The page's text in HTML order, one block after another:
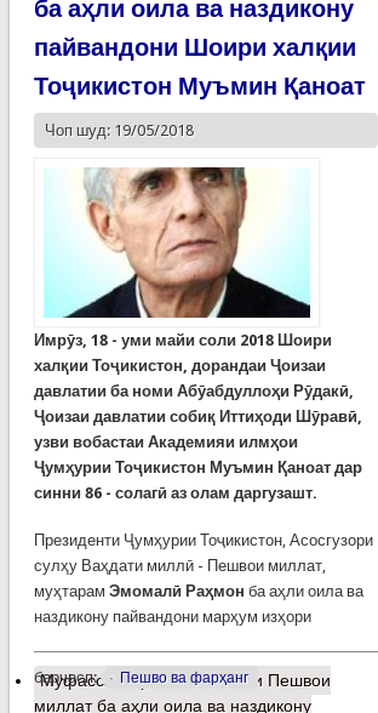
ба аҳли оила ва наздикону
пайвандони Шоири халқии
Тоҷикистон Муъмин Қаноат
Чоп шуд: 19/05/2018
Имрӯз, 18 - уми майи соли 2018 Шоири
халқии Тоҷикистон, дорандаи Ҷоизаи
давлатии ба номи Абӯабдуллоҳи Рӯдакӣ,
Ҷоизаи давлатии собиқ Иттиҳоди Шӯравӣ,
узви вобастаи Академияи илмҳои
Ҷумҳурии Тоҷикистон Муъмин Қаноат дар
синни 86 - солагӣ аз олам даргузашт.
Президенти Ҷумҳурии Тоҷикистон, Асосгузори
сулҳу Ваҳдати миллӣ - Пешвои миллат,
муҳтарам Эмомалӣ Раҳмон ба аҳли оила ва
наздикону пайвандони марҳум изҳори
барчасп: Пешво ва фарҳанг
Муфассалтаро Тасаллияти Пешвои
миллат ба аҳли оила ва наздикону